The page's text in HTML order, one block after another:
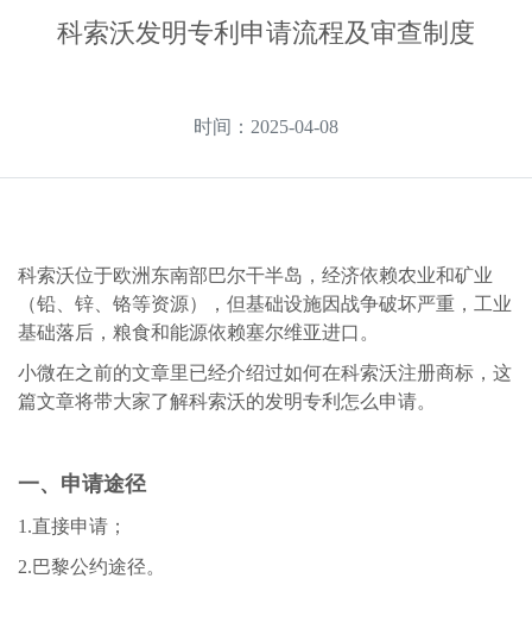
科索沃发明专利申请流程及审查制度
时间：2025-04-08
科索沃位于欧洲东南部巴尔干半岛，经济依赖农业和矿业
（铅、锌、铬等资源），但基础设施因战争破坏严重，工业
基础落后，粮食和能源依赖塞尔维亚进口。
小微在之前的文章里已经介绍过如何在科索沃注册商标，这
篇文章将带大家了解科索沃的发明专利怎么申请。
一、申请途径
1.直接申请；
2.巴黎公约途径。